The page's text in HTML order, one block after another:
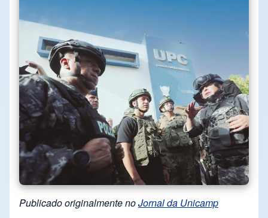
Publicado originalmente noJornal da Unicamp